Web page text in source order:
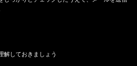
解しておきましょう